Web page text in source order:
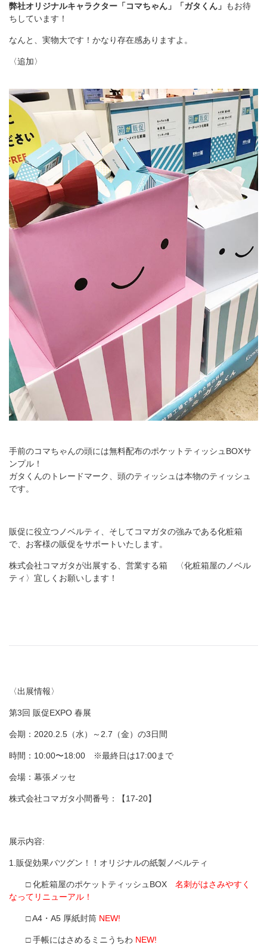
弊社オリジナルキャラクター「コマちゃん」「ガタくん」 もお待
ちしています！
なんと、実物大です！かなり存在感ありますよ。
〈追加〉
手前のコマちゃんの頭には無料配布のポケットティッシュBOXサ
ンプル！
ガタくんのトレードマーク、頭のティッシュは本物のティッシュ
です。
販促に役立つノベルティ、そしてコマガタの強みである化粧箱
で、お客様の販促をサポートいたします。
株式会社コマガタが出展する、営業する箱 〈化粧箱屋のノベル
ティ〉宜しくお願いします！
〈出展情報〉
第3回 販促EXPO 春展
会期：2020.2.5（水）～2.7（金）の3日間
時間：10:00〜18:00 ※最終日は17:00まで
会場：幕張メッセ
株式会社コマガタ小間番号：【17-20】
展示内容:
1.販促効果バツグン！！ オリジナルの紙製ノベルティ
□ 化粧箱屋のポケットティッシュBOX 名刺がはさみやすく
なってリニューアル！
□ A4・A5 厚紙封筒 NEW!
□ 手帳にはさめるミニうちわ NEW!